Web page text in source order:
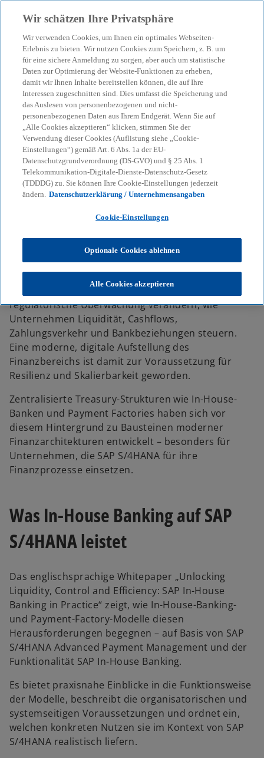
menu search
In-House Banking mit SAP
S/4HANA: Wann sich der
Schritt lohnt und wie er
gelingt
Whitepaper – Entscheidungsgrundlagen für
Treasury-Transformation mit SAP.
KPMG Themen
Business Performance & Resilienz
In-House Banking mit SAP S/4HANA: Wann sich der Schritt lohnt
und wie er gelingt
Globale Betriebsmodelle und eine zunehmende
regulatorische Überwachung verändern, wie
Unternehmen Liquidität, Cashflows,
Zahlungsverkehr und Bankbeziehungen steuern.
Eine moderne, digitale Aufstellung des
Finanzbereichs ist damit zur Voraussetzung für
Resilienz und Skalierbarkeit geworden.
Zentralisierte Treasury-Strukturen wie In-House-
Banken und Payment Factories haben sich vor
diesem Hintergrund zu Bausteinen moderner
Finanzarchitekturen entwickelt – besonders für
Unternehmen, die SAP S/4HANA für ihre
Finanzprozesse einsetzen.
Was In-House Banking auf SAP
S/4HANA leistet
Das englischsprachige Whitepaper „Unlocking
Liquidity, Control and Efficiency: SAP In-House
Banking in Practice“ zeigt, wie In-House-Banking-
und Payment-Factory-Modelle diesen
Herausforderungen begegnen – auf Basis von SAP
S/4HANA Advanced Payment Management und der
Funktionalität SAP In-House Banking.
Es bietet praxisnahe Einblicke in die Funktionsweise
der Modelle, beschreibt die organisatorischen und
systemseitigen Voraussetzungen und ordnet ein,
welchen konkreten Nutzen sie im Kontext von SAP
S/4HANA realistisch liefern.
Wir schätzen Ihre Privatsphäre
Wir verwenden Cookies, um Ihnen ein optimales Webseiten-
Erlebnis zu bieten. Wir nutzen Cookies zum Speichern, z. B. um
für eine sichere Anmeldung zu sorgen, aber auch um statistische
Daten zur Optimierung der Website-Funktionen zu erheben,
damit wir Ihnen Inhalte bereitstellen können, die auf Ihre
Interessen zugeschnitten sind. Dies umfasst die Speicherung und
das Auslesen von personenbezogenen und nicht-
personenbezogenen Daten aus Ihrem Endgerät. Wenn Sie auf
„Alle Cookies akzeptieren“ klicken, stimmen Sie der
Verwendung dieser Cookies (Auflistung siehe „Cookie-
Einstellungen“) gemäß Art. 6 Abs. 1a der EU-
Datenschutzgrundverordnung (DS-GVO) und § 25 Abs. 1
Telekommunikation-Digitale-Dienste-Datenschutz-Gesetz
(TDDDG) zu. Sie können Ihre Cookie-Einstellungen jederzeit
ändern. Datenschutzerklärung / Unternehmensangaben
Cookie-Einstellungen
Optionale Cookies ablehnen
Alle Cookies akzeptieren